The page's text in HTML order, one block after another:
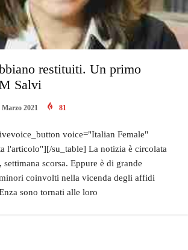
restituiti. Un primo
Salvi
Marzo 2021 81
voice="Italian Female"
l'articolo"][/su_table] La notizia è circolata
scorsa. Eppure è di grande
coinvolti nella vicenda degli affidi
sono tornati alle loro